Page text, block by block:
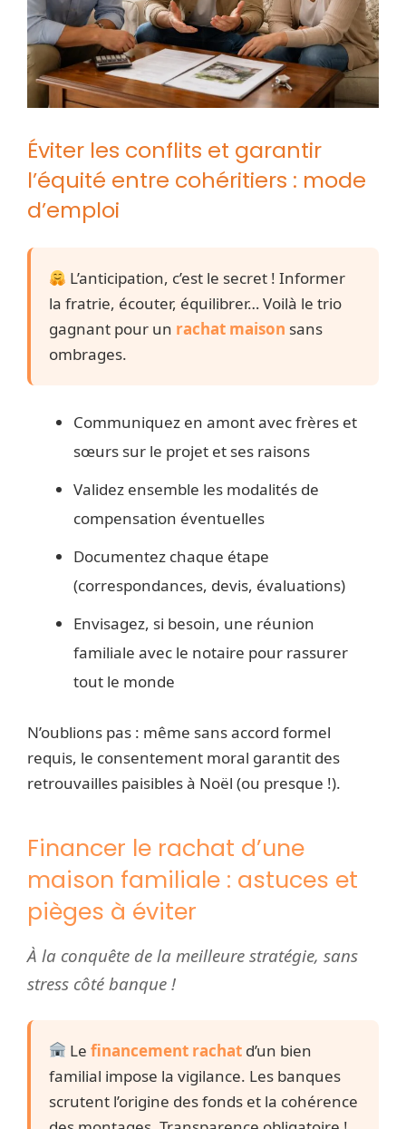
Éviter les conflits et garantir
l’équité entre cohéritiers : mode
d’emploi
L’anticipation, c’est le secret ! Informer
la fratrie, écouter, équilibrer… Voilà le trio
gagnant pour un rachat maison sans
ombrages.
Communiquez en amont avec frères et
sœurs sur le projet et ses raisons
Validez ensemble les modalités de
compensation éventuelles
Documentez chaque étape
(correspondances, devis, évaluations)
Envisagez, si besoin, une réunion
familiale avec le notaire pour rassurer
tout le monde
N’oublions pas : même sans accord formel
requis, le consentement moral garantit des
retrouvailles paisibles à Noël (ou presque !).
Financer le rachat d’une
maison familiale : astuces et
pièges à éviter
À la conquête de la meilleure stratégie, sans
stress côté banque !
Lefinancement rachat d’un bien
familial impose la vigilance. Les banques
scrutent l’origine des fonds et la cohérence